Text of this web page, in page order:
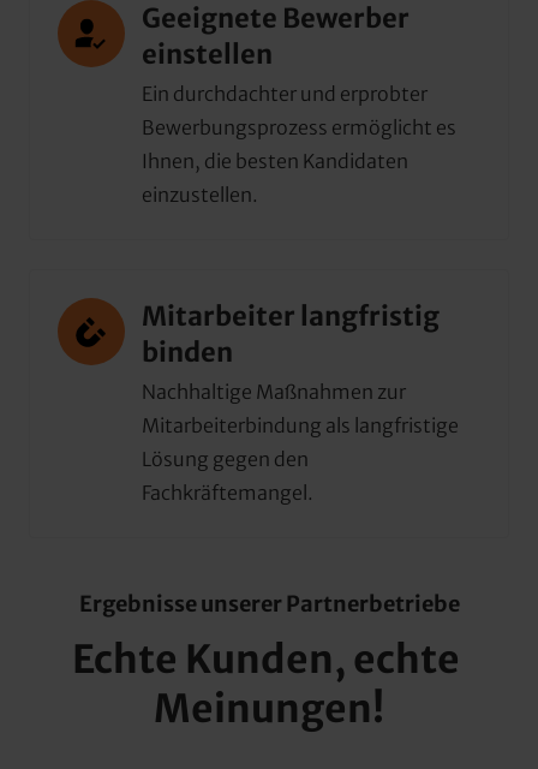
Geeignete Bewerber
einstellen
Ein durchdachter und erprobter
Bewerbungsprozess ermöglicht es
Ihnen, die besten Kandidaten
einzustellen.
Mitarbeiter langfristig
binden
Nachhaltige Maßnahmen zur
Mitarbeiterbindung als langfristige
Lösung gegen den
Fachkräftemangel.
Ergebnisse unserer Partnerbetriebe
Echte Kunden, echte
Meinungen!